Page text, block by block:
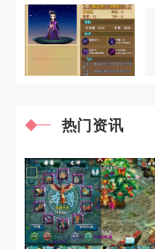
热门资讯